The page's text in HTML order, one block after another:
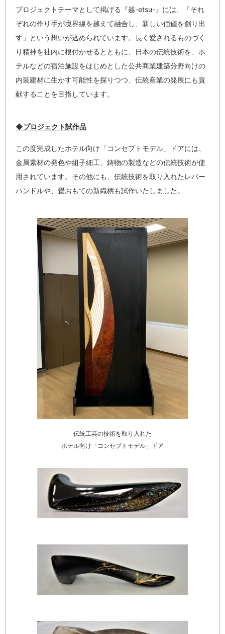
プロジェクトテーマとして掲げる『越-etsu-』には、「それ
ぞれの作り手が境界線を越えて融合し、新しい価値を創り出
す」という想いが込められています。長く愛されるものづく
り精神を社内に根付かせるとともに、日本の伝統技術を、ホ
テルなどの宿泊施設をはじめとした公共商業建築分野向けの
内装建材に生かす可能性を探りつつ、伝統産業の発展にも貢
献することを目指しています。
◆プロジェクト試作品
この度完成したホテル向け「コンセプトモデル」ドアには、
金属素材の発色や組子細工、鋳物の製造などの伝統技術が使
用されています。その他にも、伝統技術を取り入れたレバー
ハンドルや、畳おもての新織柄も試作いたしました。
伝統工芸の技術を取り入れた
ホテル向け「コンセプトモデル」ドア